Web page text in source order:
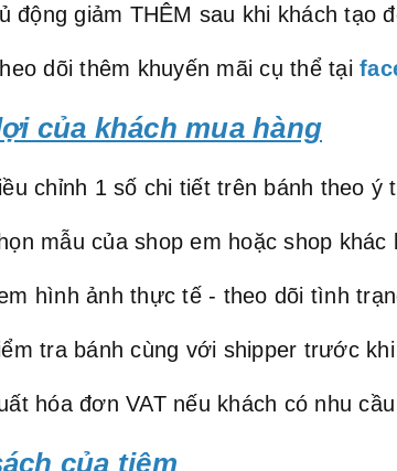
động giảm THÊM sau khi khách tạo
dõi thêm khuyến mãi cụ thể tại
của khách mua hàng
chỉnh 1 số chi tiết trên bánh theo ý
mẫu của shop em hoặc shop
hình ảnh thực tế - theo dõi tình
tra bánh cùng với shipper trước khi
hóa đơn VAT nếu khách có nhu
của tiệm